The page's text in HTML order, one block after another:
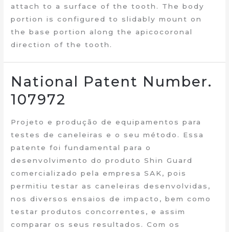
attach to a surface of the tooth. The body
portion is configured to slidably mount on
the base portion along the apicocoronal
direction of the tooth.
National Patent Number.
107972
Projeto e produção de equipamentos para
testes de caneleiras e o seu método. Essa
patente foi fundamental para o
desenvolvimento do produto Shin Guard
comercializado pela empresa SAK, pois
permitiu testar as caneleiras desenvolvidas,
nos diversos ensaios de impacto, bem como
testar produtos concorrentes, e assim
comparar os seus resultados. Com os